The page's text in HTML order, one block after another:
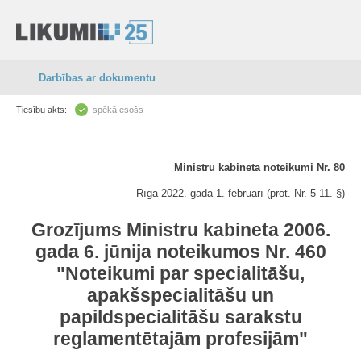
Darbības ar dokumentu
Tiesību akts: spēkā esošs
Ministru kabineta noteikumi Nr. 80
Rīgā 2022. gada 1. februārī (prot. Nr. 5 11. §)
Grozījums Ministru kabineta 2006.
gada 6. jūnija noteikumos Nr. 460
"Noteikumi par specialitāšu,
apakšspecialitāšu un
papildspecialitāšu sarakstu
reglamentētajām profesijām"